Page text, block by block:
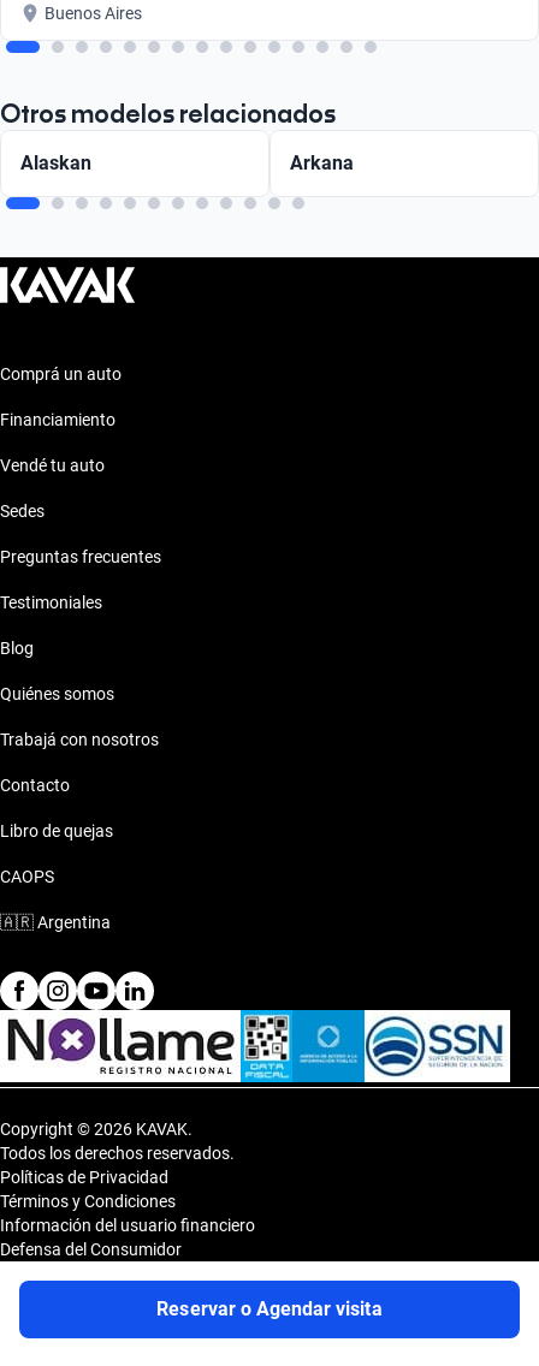
Reservar o Agendar visita
Buenos Aires
Otros modelos relacionados
Alaskan Arkana
Comprá un auto
Financiamiento
Vendé tu auto
Sedes
Preguntas frecuentes
Testimoniales
Blog
Quiénes somos
Trabajá con nosotros
Contacto
Libro de quejas
CAOPS
🇦🇷Argentina
Copyright © 2026 KAVAK.
Todos los derechos reservados.
Políticas de Privacidad
Términos y Condiciones
Información del usuario financiero
Defensa del Consumidor
Shopping DOT 3er Subsuelo- Vedia 3600, CP 1430, Capital Federal,